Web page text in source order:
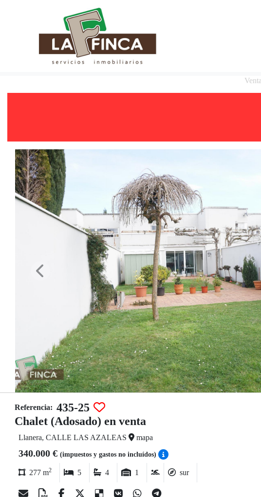
Referencia: 435-25
Chalet (Adosado) en venta
Llanera, CALLE LAS AZALEAS mapa
340.000 € (impuestos y gastos no incluídos)
277 m2 5 4 1 sur